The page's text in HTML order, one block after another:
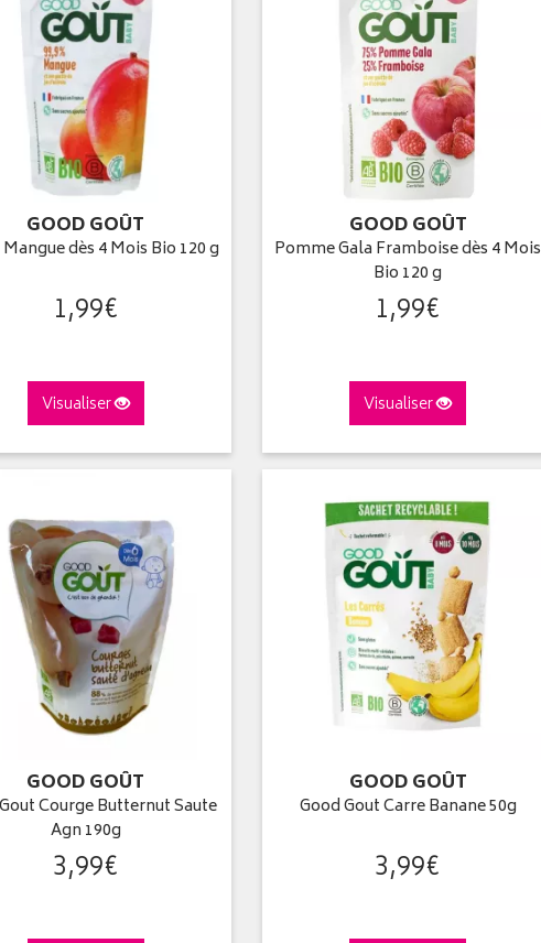
GOOD GOÛT
dès 4 Mois Bio 120 g
1,99€
Visualiser
GOOD GOÛT
Pomme Gala Framboise dès 4 Mois
Bio 120 g
1,99€
Visualiser
GOOD GOÛT
Courge Butternut Saute
Agn 190g
3,99€
GOOD GOÛT
Good Gout Carre Banane 50g
3,99€